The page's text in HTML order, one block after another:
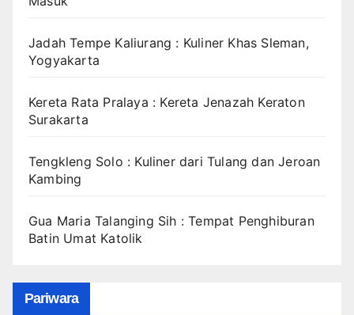
Jadah Tempe Kaliurang : Kuliner Khas Sleman,
Yogyakarta
Kereta Rata Pralaya : Kereta Jenazah Keraton
Surakarta
Tengkleng Solo : Kuliner dari Tulang dan Jeroan
Kambing
Gua Maria Talanging Sih : Tempat Penghiburan
Batin Umat Katolik
Pariwara